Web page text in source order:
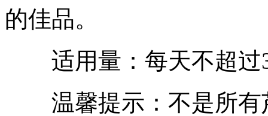
的佳品。
适用量：每天不超过
温馨提示：不是所有